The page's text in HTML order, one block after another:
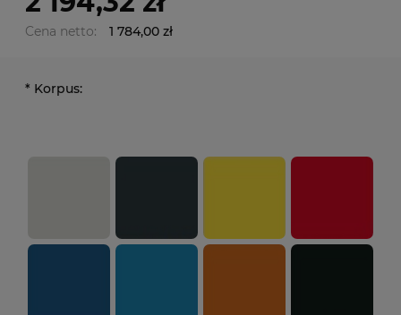
Cena netto: 1 784,00 zł
* Korpus: